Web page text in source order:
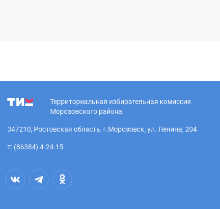
Территориальная избирательная комиссия
Морозовского района
347210, Ростовская область, г.Морозовск, ул. Ленина, 204
т: (86384) 4-24-15